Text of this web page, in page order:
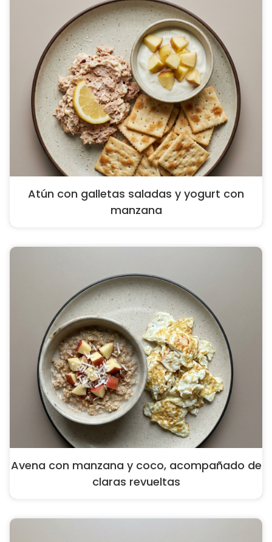
Atún con galletas saladas y yogurt con
manzana
Avena con manzana y coco, acompañado de
claras revueltas